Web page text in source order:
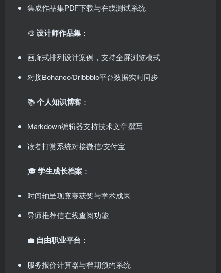
集成作品集PDF下载与在线测试系统
🎨 ​ 设计师作品集 ：
画廊式排列设计案例，支持全屏浏览模式
对接Behance/Dribbble平台数据实时同步
📚 ​个人知识博客 ：
Markdown编辑器支持技术文章撰写
读者打赏系统对接微信/支付宝
🎓 ​ 学生成长档案 ：
时间轴呈现竞赛获奖与学术成果
导师推荐信在线查阅功能
💼 ​ 自由职业平台 ：
服务报价计算器与档期预约系统